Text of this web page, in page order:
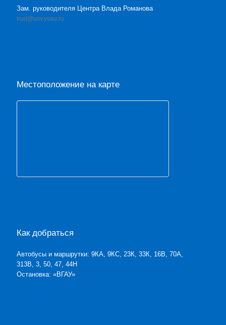
Зам. руководителя Центра Влада Романова
trud@usv.vsau.ru
Местоположение на карте
Как добраться
Автобусы и маршрутки: 9КА, 9КС, 23К, 33К, 16В, 70А,
313В, 3, 50, 47, 44Н
Остановка: «ВГАУ»